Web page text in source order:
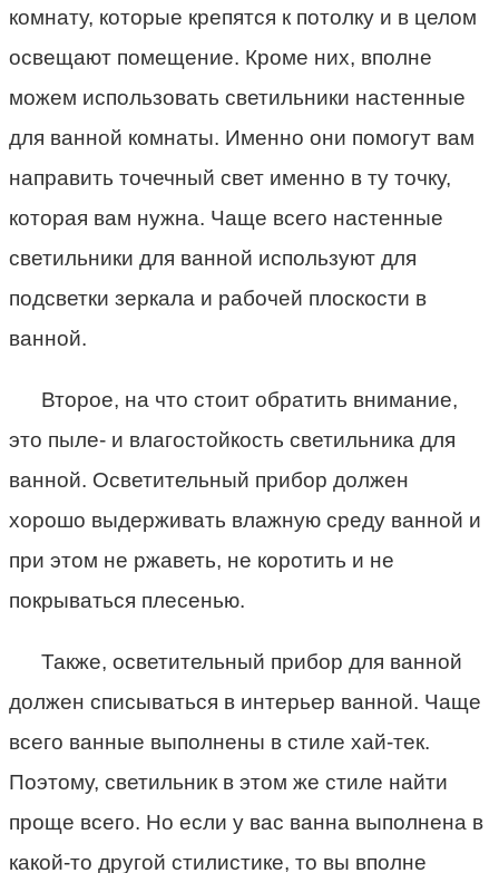
комнату, которые крепятся к потолку и в целом
освещают помещение. Кроме них, вполне
можем использовать светильники настенные
для ванной комнаты. Именно они помогут вам
направить точечный свет именно в ту точку,
которая вам нужна. Чаще всего настенные
светильники для ванной используют для
подсветки зеркала и рабочей плоскости в
ванной.
Второе, на что стоит обратить внимание,
это пыле- и влагостойкость светильника для
ванной. Осветительный прибор должен
хорошо выдерживать влажную среду ванной и
при этом не ржаветь, не коротить и не
покрываться плесенью.
Также, осветительный прибор для ванной
должен списываться в интерьер ванной. Чаще
всего ванные выполнены в стиле хай-тек.
Поэтому, светильник в этом же стиле найти
проще всего. Но если у вас ванна выполнена в
какой-то другой стилистике, то вы вполне